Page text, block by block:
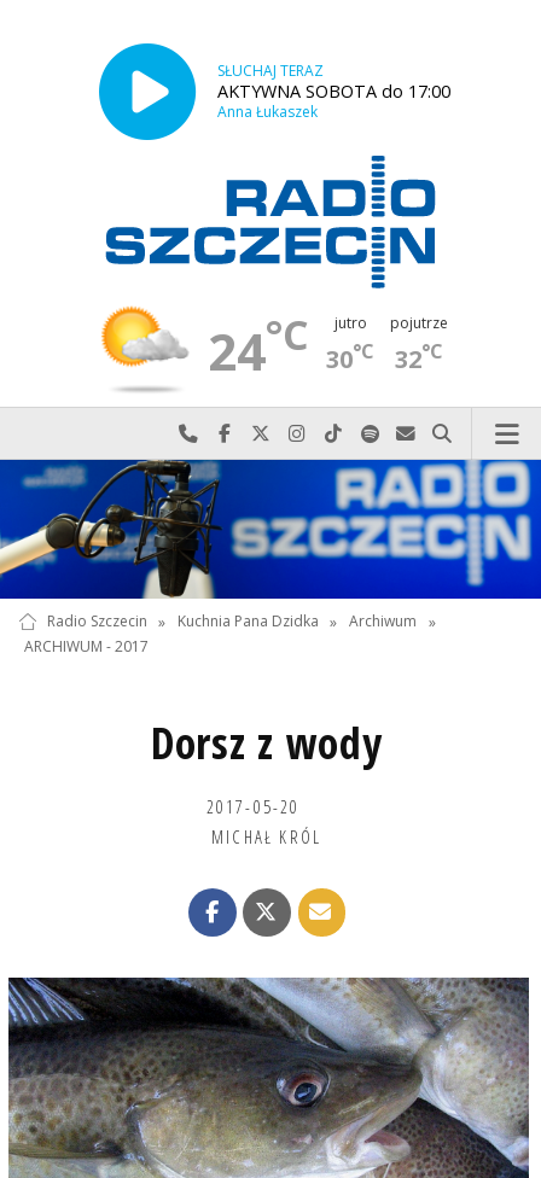
SŁUCHAJ TERAZ
AKTYWNA SOBOTA do 17:00
Anna Łukaszek
24°C jutro
30°C
pojutrze
32°C
Najlepiej po prostu do nas zadzwoń
Odwiedź nas na Facebook-u
Odwiedź nas na X
Odwiedź nas na Instagram-ie
Odwiedź nas na TikTok-u
Szukaj nas na Spotify
Wyślij do nas
Szukaj
Radio Szczecin » Kuchnia Pana Dzidka » Archiwum
»
ARCHIWUM - 2017
Dorsz z wody
2017-05-20
MICHAŁ KRÓL